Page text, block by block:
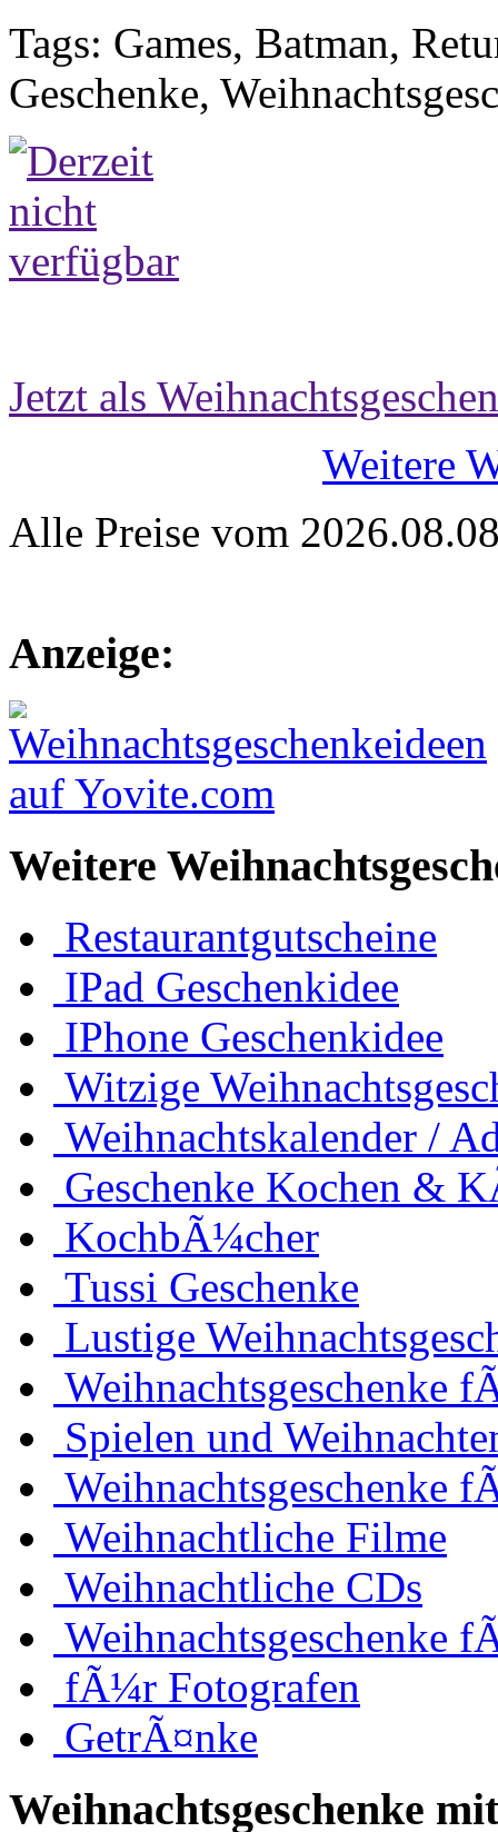
Tags: Games, Batman,
Geschenke,
Jetzt als
Weitere
Alle Preise vom
Anzeige:
Weitere
Restaurantgutscheine
IPad Geschenkidee
IPhone Geschenkidee
Witzige
Weihnachtskalender /
Geschenke Kochen &
KochbÃ¼cher
Tussi Geschenke
Lustige
Weihnachtsgeschenke
Spielen und
Weihnachtsgeschenke
Weihnachtliche Filme
Weihnachtliche CDs
Weihnachtsgeschenke
fÃ¼r Fotografen
GetrÃ¤nke
Weihnachtsgeschenke